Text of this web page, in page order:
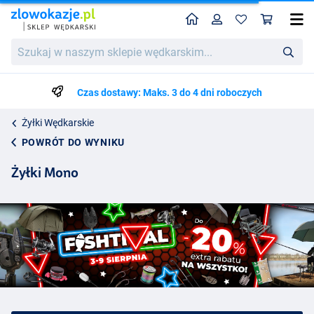
w
wędkarskim...
HomeProfil
Czas dostawy: Maks. 3 do 4 dni roboczych
Żyłki Wędkarskie
POWRÓT DO WYNIKU
Żyłki Mono